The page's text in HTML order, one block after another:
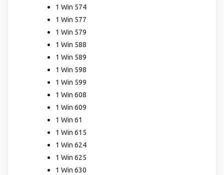
1 Win 574
1 Win 577
1 Win 579
1 Win 588
1 Win 589
1 Win 598
1 Win 599
1 Win 608
1 Win 609
1 Win 61
1 Win 615
1 Win 624
1 Win 625
1 Win 630